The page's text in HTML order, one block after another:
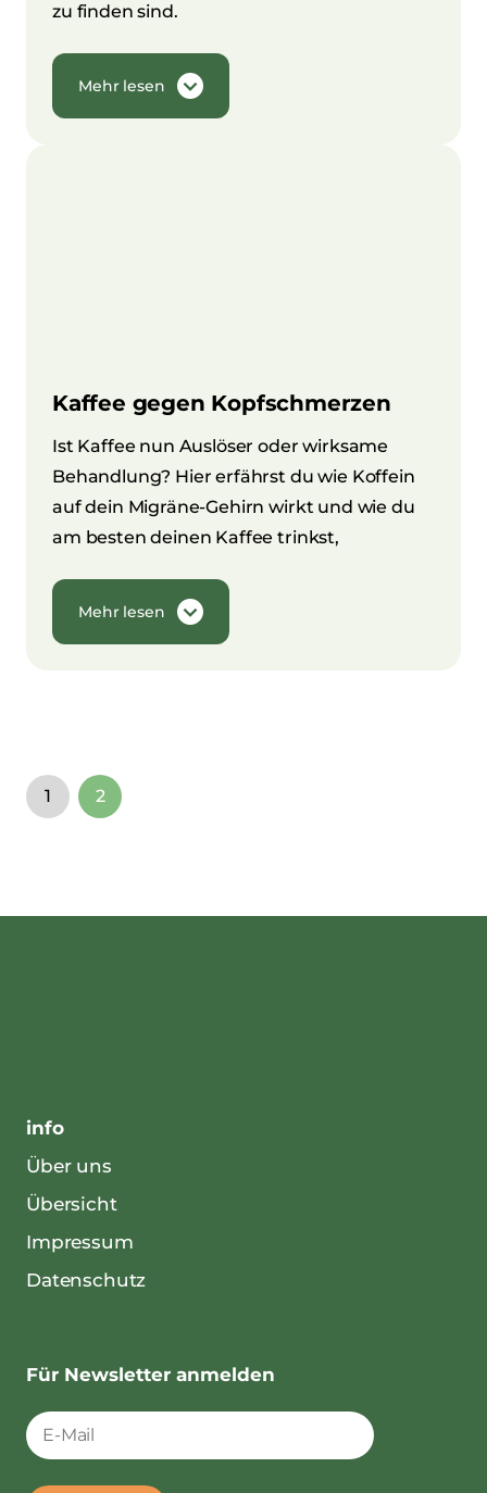
zu finden sind.
Mehr lesen
Kaffee gegen Kopfschmerzen
Ist Kaffee nun Auslöser oder wirksame
Behandlung? Hier erfährst du wie Koffein
auf dein Migräne-Gehirn wirkt und wie du
am besten deinen Kaffee trinkst,
Mehr lesen
1 2
info
Über uns
Übersicht
Impressum
Datenschutz
Für Newsletter anmelden